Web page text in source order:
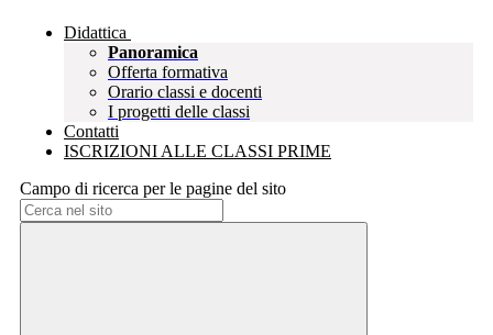
Didattica
Panoramica
Offerta formativa
Orario classi e docenti
I progetti delle classi
Contatti
ISCRIZIONI ALLE CLASSI PRIME
Campo di ricerca per le pagine del sito